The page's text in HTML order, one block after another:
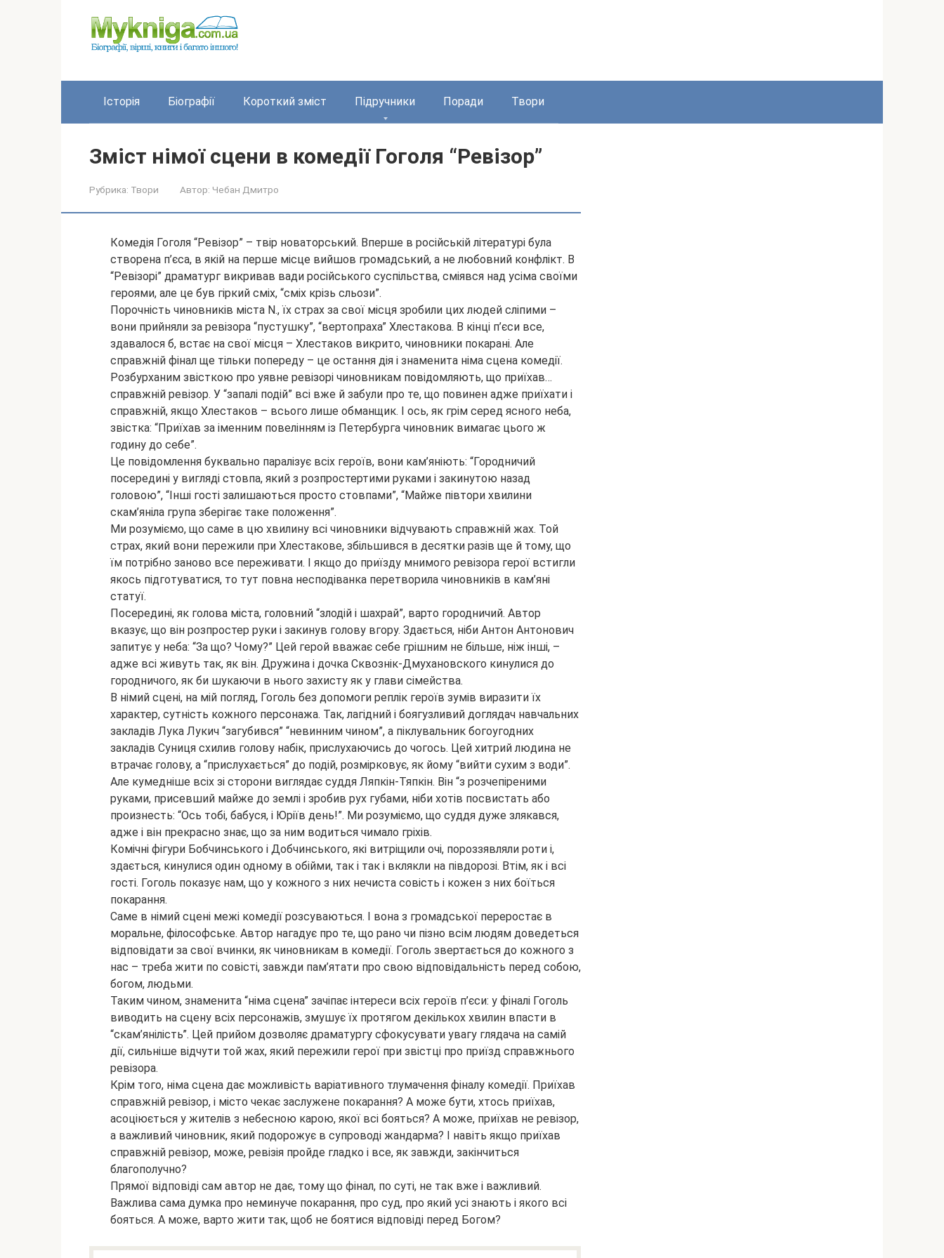
Історія Біографії Короткий зміст Підручники Поради Твори
Зміст німої сцени в комедії Гоголя “Ревізор”
Рубрика: Твори Автор: Чебан Дмитро
Комедія Гоголя “Ревізор” – твір новаторський. Вперше в російській літературі була
створена п’єса, в якій на перше місце вийшов громадський, а не любовний конфлікт. В
“Ревізорі” драматург викривав вади російського суспільства, сміявся над усіма своїми
героями, але це був гіркий сміх, “сміх крізь сльози”.
Порочність чиновників міста N., їх страх за свої місця зробили цих людей сліпими –
вони прийняли за ревізора “пустушку”, “вертопраха” Хлестакова. В кінці п’єси все,
здавалося б, встає на свої місця – Хлестаков викрито, чиновники покарані. Але
справжній фінал ще тільки попереду – це остання дія і знаменита німа сцена комедії.
Розбурханим звісткою про уявне ревізорі чиновникам повідомляють, що приїхав…
справжній ревізор. У “запалі подій” всі вже й забули про те, що повинен адже приїхати і
справжній, якщо Хлестаков – всього лише обманщик. І ось, як грім серед ясного неба,
звістка: “Приїхав за іменним повелінням із Петербурга чиновник вимагає цього ж
годину до себе”.
Це повідомлення буквально паралізує всіх героїв, вони кам’яніють: “Городничий
посередині у вигляді стовпа, який з розпростертими руками і закинутою назад
головою”, “Інші гості залишаються просто стовпами”, “Майже півтори хвилини
скам’яніла група зберігає таке положення”.
Ми розуміємо, що саме в цю хвилину всі чиновники відчувають справжній жах. Той
страх, який вони пережили при Хлестакове, збільшився в десятки разів ще й тому, що
їм потрібно заново все переживати. І якщо до приїзду мнимого ревізора герої встигли
якось підготуватися, то тут повна несподіванка перетворила чиновників в кам’яні
статуї.
Посередині, як голова міста, головний “злодій і шахрай”, варто городничий. Автор
вказує, що він розпростер руки і закинув голову вгору. Здається, ніби Антон Антонович
запитує у неба: “За що? Чому?” Цей герой вважає себе грішним не більше, ніж інші, –
адже всі живуть так, як він. Дружина і дочка Сквознік-Дмухановского кинулися до
городничого, як би шукаючи в нього захисту як у глави сімейства.
В німий сцені, на мій погляд, Гоголь без допомоги реплік героїв зумів виразити їх
характер, сутність кожного персонажа. Так, лагідний і боягузливий доглядач навчальних
закладів Лука Лукич “загубився” “невинним чином”, а піклувальник богоугодних
закладів Суниця схилив голову набік, прислухаючись до чогось. Цей хитрий людина не
втрачає голову, а “прислухається” до подій, розмірковує, як йому “вийти сухим з води”.
Але кумедніше всіх зі сторони виглядає суддя Ляпкін-Тяпкін. Він “з розчепіреними
руками, присевший майже до землі і зробив рух губами, ніби хотів посвистать або
произнесть: “Ось тобі, бабуся, і Юріїв день!”. Ми розуміємо, що суддя дуже злякався,
адже і він прекрасно знає, що за ним водиться чимало гріхів.
Комічні фігури Бобчинського і Добчинського, які витріщили очі, пороззявляли роти і,
здається, кинулися один одному в обійми, так і так і вклякли на півдорозі. Втім, як і всі
гості. Гоголь показує нам, що у кожного з них нечиста совість і кожен з них боїться
покарання.
Саме в німий сцені межі комедії розсуваються. І вона з громадської переростає в
моральне, філософське. Автор нагадує про те, що рано чи пізно всім людям доведеться
відповідати за свої вчинки, як чиновникам в комедії. Гоголь звертається до кожного з
нас – треба жити по совісті, завжди пам’ятати про свою відповідальність перед собою,
богом, людьми.
Таким чином, знаменита “німа сцена” зачіпає інтереси всіх героїв п’єси: у фіналі Гоголь
виводить на сцену всіх персонажів, змушує їх протягом декількох хвилин впасти в
“скам’янілість”. Цей прийом дозволяє драматургу сфокусувати увагу глядача на самій
дії, сильніше відчути той жах, який пережили герої при звістці про приїзд справжнього
ревізора.
Крім того, німа сцена дає можливість варіативного тлумачення фіналу комедії. Приїхав
справжній ревізор, і місто чекає заслужене покарання? А може бути, хтось приїхав,
асоціюється у жителів з небесною карою, якої всі бояться? А може, приїхав не ревізор,
а важливий чиновник, який подорожує в супроводі жандарма? І навіть якщо приїхав
справжній ревізор, може, ревізія пройде гладко і все, як завжди, закінчиться
благополучно?
Прямої відповіді сам автор не дає, тому що фінал, по суті, не так вже і важливий.
Важлива сама думка про неминуче покарання, про суд, про який усі знають і якого всі
бояться. А може, варто жити так, щоб не боятися відповіді перед Богом?